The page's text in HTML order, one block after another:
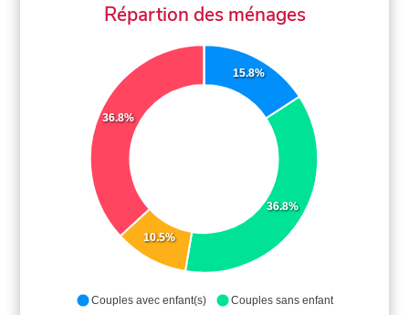
Répartion des ménages
15.8%
36.8%
10.5%
36.8%
Couples avec enfant(s)
Couples sans enfant